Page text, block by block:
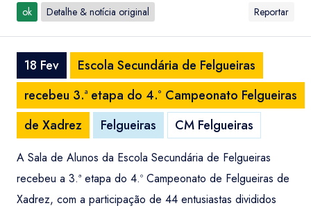
ok Detalhe & notícia original Reportar
18 Fev
Escola Secundária de Felgueiras
recebeu 3.ª etapa do 4.º Campeonato Felgueiras
de Xadrez
Felgueiras CM Felgueiras
A Sala de Alunos da Escola Secundária de Felgueiras
recebeu a 3.ª etapa do 4.º Campeonato de Felgueiras de
Xadrez, com a participação de 44 entusiastas divididos